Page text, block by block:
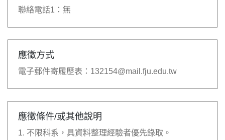
聯絡電話1： 無
應徵方式
電子郵件寄履歷表： 132154@mail.fju.edu.tw
應徵條件/或其他說明
1. 不限科系，具資料整理經驗者優先錄取。